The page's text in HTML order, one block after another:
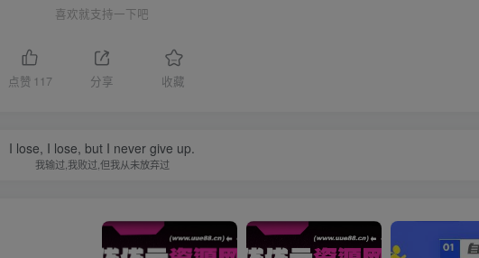
喜欢就支持一下吧
点赞 117 分享 收藏
I lose, I lose, but I never give up.
我输过,我败过,但我从未放弃过